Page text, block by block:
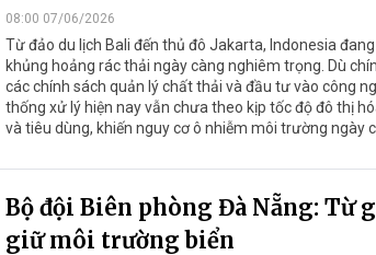
08:00 07/06/2026
Từ đảo du lịch Bali đến thủ đô Jakarta, Indonesia
khủng hoảng rác thải ngày càng nghiêm trọng. Dù
các chính sách quản lý chất thải và đầu tư vào công
thống xử lý hiện nay vẫn chưa theo kịp tốc độ đô thị
và tiêu dùng, khiến nguy cơ ô nhiễm môi trường ngày
Bộ đội Biên phòng Đà Nẵng: Từ
giữ môi trường biển